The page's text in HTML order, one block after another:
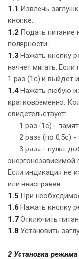
1.1 Извлечь
кнопке.
1.2 Подать питание
полярности.
1.3 Нажать кнопку
начнет мигать.
1 раз (1с) и выйдет
1.4 Нажать любую
кратковременно.
свидетельствует:
1 раз (1с) -
2 раза (по 0,5с) -
3 раза - пульт
энергонезависимой
Если индикация не
или неисправен.
1.5 При
1.6 Нажать кнопку
1.7 Отключить
1.8 Установить
2 Установка